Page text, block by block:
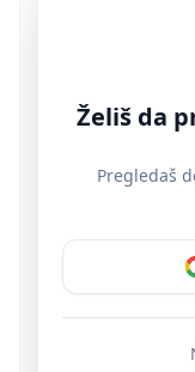
Želiš da
Pregledaš